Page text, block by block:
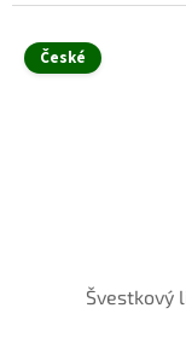
České
Švestkový